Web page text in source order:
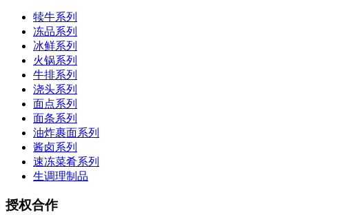
犊牛系列
冻品系列
冰鲜系列
火锅系列
牛排系列
浇头系列
面点系列
面条系列
油炸裹面系列
酱卤系列
速冻菜肴系列
生调理制品
授权合作